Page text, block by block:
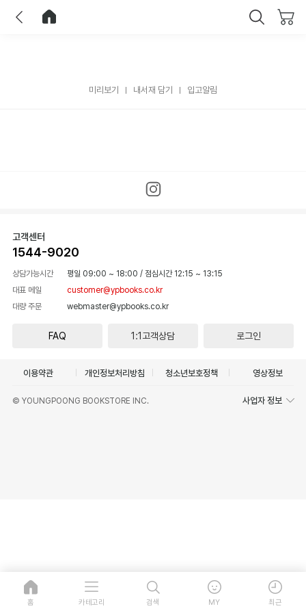
미리보기 내서재 담기 입고알림
고객센터
1544-9020
상담가능시간 평일 09:00 ~ 18:00 / 점심시간 12:15 ~ 13:15
대표 메일
customer@ypbooks.co.kr
대량 주문
webmaster@ypbooks.co.kr
FAQ 1:1고객상담 로그인
이용약관 개인정보처리방침 청소년보호정책 영상정보
© YOUNGPOONG BOOKSTORE INC. 사업자 정보
홈 카테고리 검색 MY 최근